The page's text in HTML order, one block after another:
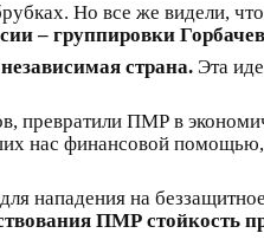
Но все же видели,
– группировки
страна. Эта
превратили ПМР в
нас финансовой помощью,
нападения на
ПМР стойкость